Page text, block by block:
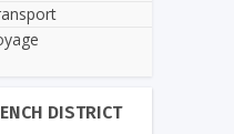
DISTRICT